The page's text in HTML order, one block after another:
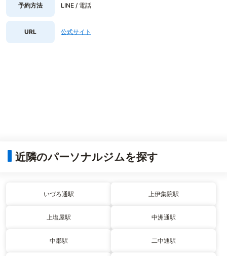
予約方法 LINE / 電話
URL 公式サイト
近隣のパーソナルジムを探す
いづろ通駅 上伊集院駅
上塩屋駅 中洲通駅
中郡駅 二中通駅